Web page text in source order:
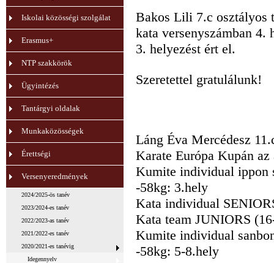
Iskolai közösségi szolgálat
Erasmus+
NTP szakkörök
Ügyintézés
Tantárgyi oldalak
Munkaközösségek
Érettségi
Versenyeredmények
2024/2025-ös tanév
2023/2024-es tanév
2022/2023-as tanév
2021/2022-es tanév
2020/2021-es tanévig
Idegennyelv
Bakos Lili 7.c osztályos
kata versenyszámban 4.
3. helyezést ért el.
Szeretettel gratulálunk!
Láng Éva Mercédesz
Karate Európa Kupán
Kumite individual ippon
-58kg: 3.hely
Kata individual
Kata team JUNIORS
Kumite individual
-58kg: 5-8.hely